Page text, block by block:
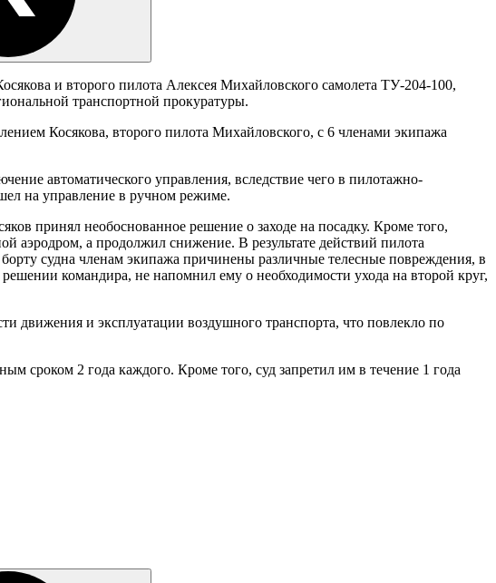
и второго пилота Алексея Михайловского самолета ТУ-204-100,
транспортной прокуратуры.
Косякова, второго пилота Михайловского, с 6 членами экипажа
автоматического управления, вследствие чего в пилотажно-
на управление в ручном режиме.
принял необоснованное решение о заходе на посадку. Кроме того,
аэродром, а продолжил снижение. В результате действий пилота
судна членам экипажа причинены различные телесные повреждения, в
командира, не напомнил ему о необходимости ухода на второй круг,
и эксплуатации воздушного транспорта, что повлекло по
сроком 2 года каждого. Кроме того, суд запретил им в течение 1 года